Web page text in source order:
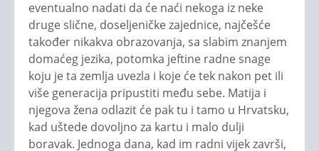
eventualno nadati da će naći nekoga iz neke
druge slične, doseljeničke zajednice, najčešće
također nikakva obrazovanja, sa slabim znanjem
domaćeg jezika, potomka jeftine radne snage
koju je ta zemlja uvezla i koje će tek nakon pet ili
više generacija pripustiti među sebe. Matija i
njegova žena odlazit će pak tu i tamo u Hrvatsku,
kad uštede dovoljno za kartu i malo dulji
boravak. Jednoga dana, kad im radni vijek završi,